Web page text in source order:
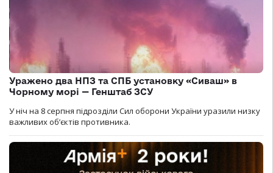
Уражено два НПЗ та СПБ установку «Сиваш» в
Чорному морі — Генштаб ЗСУ
У ніч на 8 серпня підрозділи Сил оборони України уразили низку
важливих об’єктів противника.